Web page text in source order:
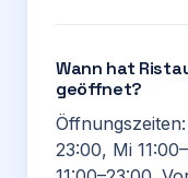
Wann hat
geöffnet?
23:00, Mi